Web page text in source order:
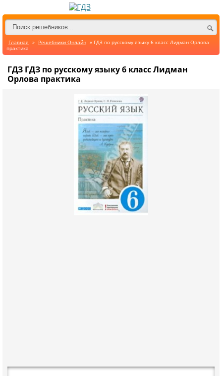
Главная » Решебники Онлайн » ГДЗ по русскому языку 6 класс Лидман Орлова
практика
ГДЗ ГДЗ по русскому языку 6 класс Лидман
Орлова практика